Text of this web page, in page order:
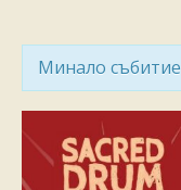
Минало събитие